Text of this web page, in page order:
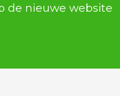
de nieuwe website